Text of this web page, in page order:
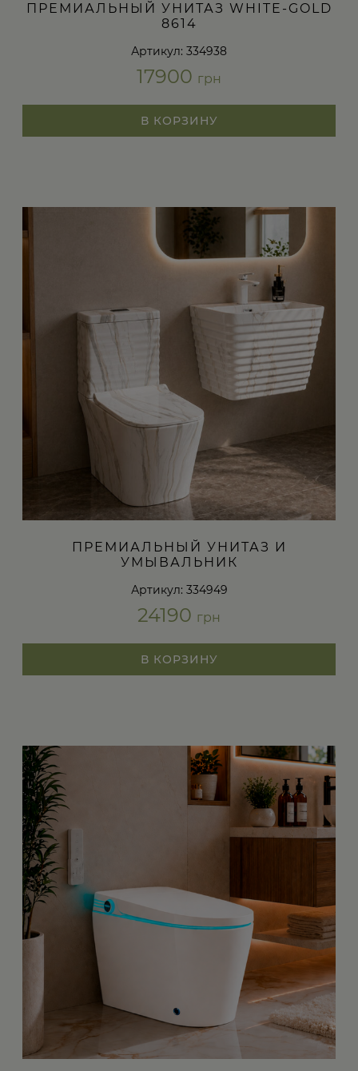
ПРЕМИАЛЬНЫЙ УНИТАЗ WHITE-GOLD
8614
Артикул: 334938
17900 грн
В КОРЗИНУ
ПРЕМИАЛЬНЫЙ УНИТАЗ И
УМЫВАЛЬНИК
Артикул: 334949
24190 грн
В КОРЗИНУ